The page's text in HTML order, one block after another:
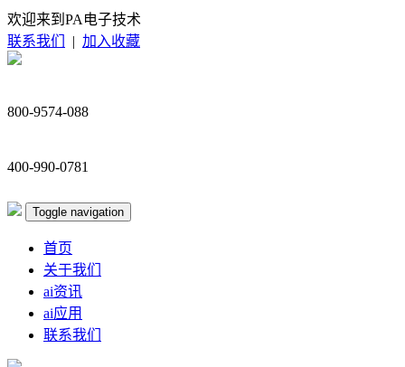
欢迎来到PA电子技术
联系我们
| 加入收藏
800-9574-088
400-990-0781
Toggle navigation
首页
关于我们
ai资讯
ai应用
联系我们